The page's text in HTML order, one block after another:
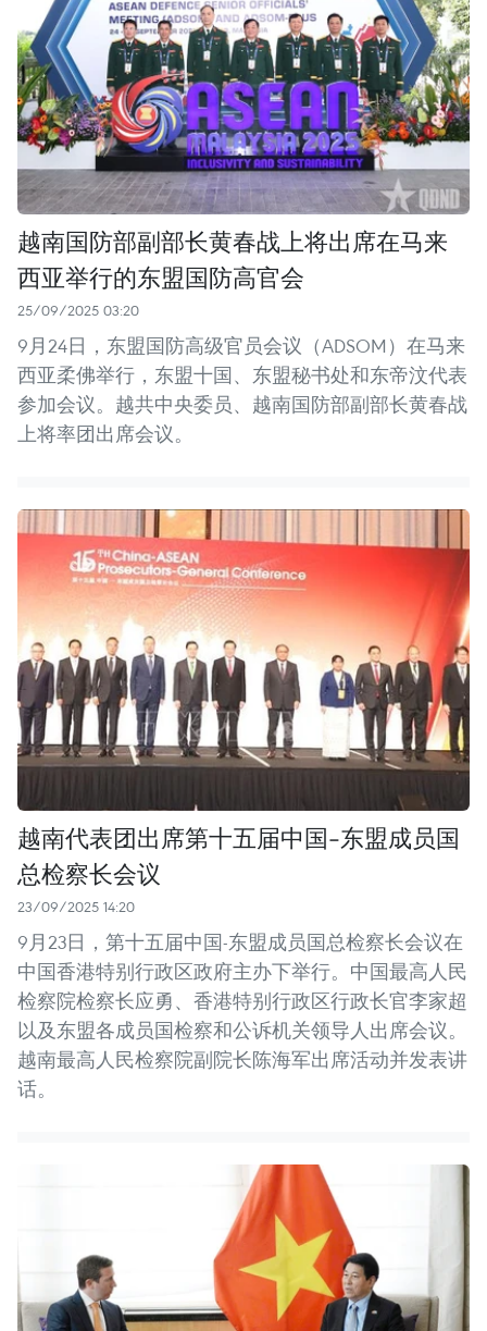
越南国防部副部长黄春战上将出席在马来
西亚举行的东盟国防高官会
25/09/2025 03:20
9月24日，东盟国防高级官员会议（ADSOM）在马来
西亚柔佛举行，东盟十国、东盟秘书处和东帝汶代表
参加会议。越共中央委员、越南国防部副部长黄春战
上将率团出席会议。
越南代表团出席第十五届中国-东盟成员国
总检察长会议
23/09/2025 14:20
9月23日，第十五届中国-东盟成员国总检察长会议在
中国香港特别行政区政府主办下举行。中国最高人民
检察院检察长应勇、香港特别行政区行政长官李家超
以及东盟各成员国检察和公诉机关领导人出席会议。
越南最高人民检察院副院长陈海军出席活动并发表讲
话。